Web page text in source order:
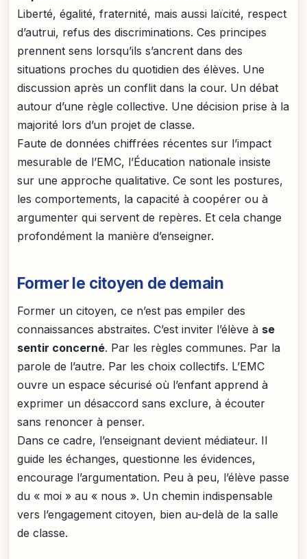
Liberté, égalité, fraternité, mais aussi laïcité, respect
d’autrui, refus des discriminations. Ces principes
prennent sens lorsqu’ils s’ancrent dans des
situations proches du quotidien des élèves. Une
discussion après un conflit dans la cour. Un débat
autour d’une règle collective. Une décision prise à la
majorité lors d’un projet de classe.
Faute de données chiffrées récentes sur l’impact
mesurable de l’EMC, l’Éducation nationale insiste
sur une approche qualitative. Ce sont les postures,
les comportements, la capacité à coopérer ou à
argumenter qui servent de repères. Et cela change
profondément la manière d’enseigner.
Former le citoyen de demain
Former un citoyen, ce n’est pas empiler des
connaissances abstraites. C’est inviter l’élève à se
sentir concerné. Par les règles communes. Par la
parole de l’autre. Par les choix collectifs. L’EMC
ouvre un espace sécurisé où l’enfant apprend à
exprimer un désaccord sans exclure, à écouter
sans renoncer à penser.
Dans ce cadre, l’enseignant devient médiateur. Il
guide les échanges, questionne les évidences,
encourage l’argumentation. Peu à peu, l’élève passe
du « moi » au « nous ». Un chemin indispensable
vers l’engagement citoyen, bien au-delà de la salle
de classe.